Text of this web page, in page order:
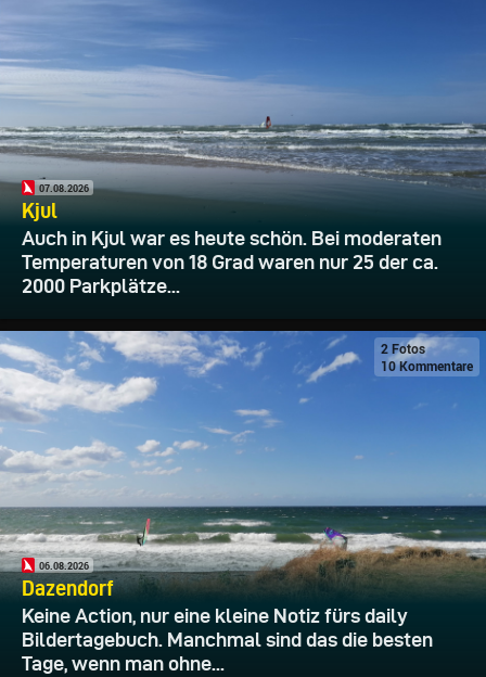
07.08.2026
Kjul
Auch in Kjul war es heute schön. Bei moderaten
Temperaturen von 18 Grad waren nur 25 der ca.
2000 Parkplätze...
2 Fotos
10 Kommentare
06.08.2026
Dazendorf
Keine Action, nur eine kleine Notiz fürs daily
Bildertagebuch. Manchmal sind das die besten
Tage, wenn man ohne...